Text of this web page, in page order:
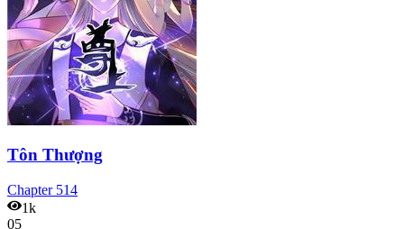
Tôn Thượng
Chapter 514
1k
05